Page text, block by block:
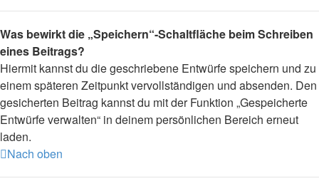
Was bewirkt die „Speichern“-Schaltfläche beim Schreiben
eines Beitrags?
Hiermit kannst du die geschriebene Entwürfe speichern und zu
einem späteren Zeitpunkt vervollständigen und absenden. Den
gesicherten Beitrag kannst du mit der Funktion „Gespeicherte
Entwürfe verwalten“ in deinem persönlichen Bereich erneut
laden.
Nach oben